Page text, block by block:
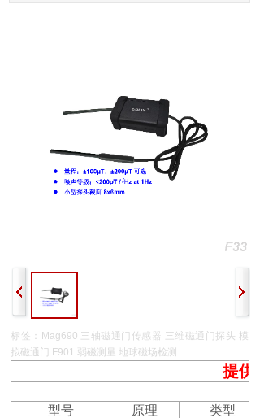
标签：Mag690 三轴磁通门传感器 三维磁通门探头 模
拟磁通门 F901 弱磁测量 地球磁场检测
提供
型号 原理
类型